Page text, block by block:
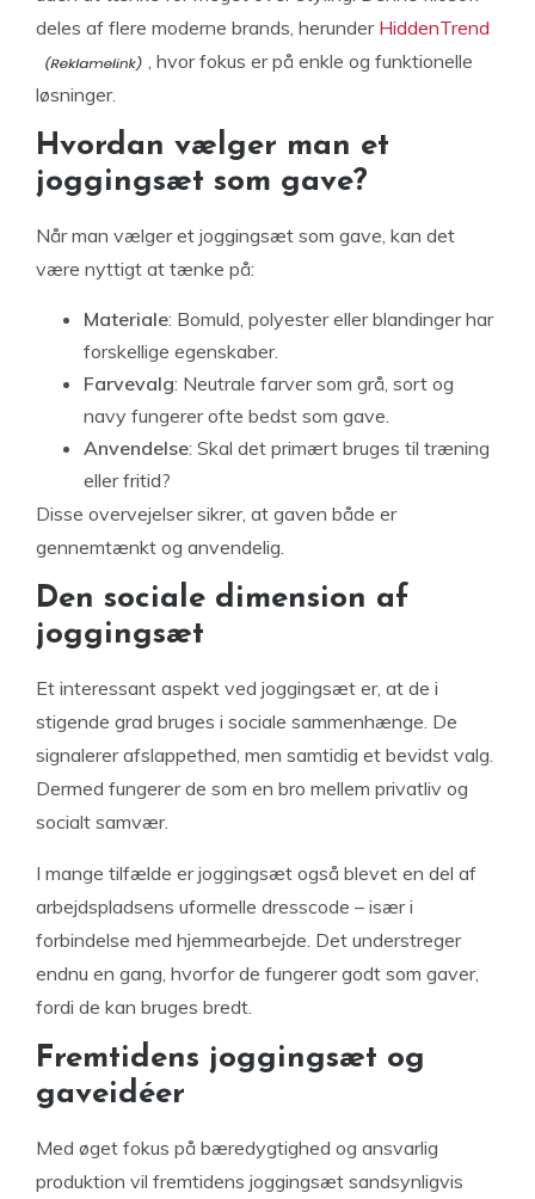
deles af flere moderne brands, herunderHiddenTrend
, hvor fokus er på enkle og funktionelle
løsninger.
Hvordan vælger man et
joggingsæt som gave?
Når man vælger et joggingsæt som gave, kan det
være nyttigt at tænke på:
Materiale: Bomuld, polyester eller blandinger har
forskellige egenskaber.
Farvevalg: Neutrale farver som grå, sort og
navy fungerer ofte bedst som gave.
Anvendelse: Skal det primært bruges til træning
eller fritid?
Disse overvejelser sikrer, at gaven både er
gennemtænkt og anvendelig.
Den sociale dimension af
joggingsæt
Et interessant aspekt ved joggingsæt er, at de i
stigende grad bruges i sociale sammenhænge. De
signalerer afslappethed, men samtidig et bevidst valg.
Dermed fungerer de som en bro mellem privatliv og
socialt samvær.
I mange tilfælde er joggingsæt også blevet en del af
arbejdspladsens uformelle dresscode – især i
forbindelse med hjemmearbejde. Det understreger
endnu en gang, hvorfor de fungerer godt som gaver,
fordi de kan bruges bredt.
Fremtidens joggingsæt og
gaveidéer
Med øget fokus på bæredygtighed og ansvarlig
produktion vil fremtidens joggingsæt sandsynligvis